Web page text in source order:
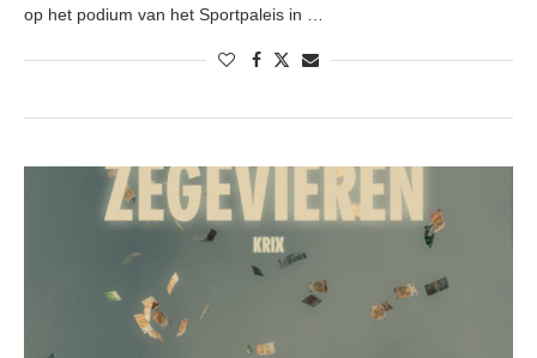
op het podium van het Sportpaleis in …